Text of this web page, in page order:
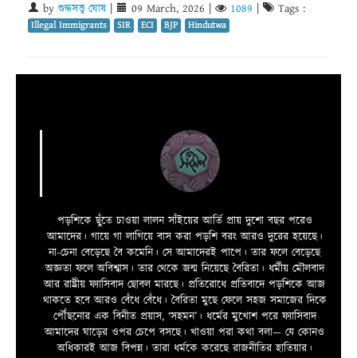
by শুদ্ধসত্ত্ব ঘোষ 09 March, 2026 1089 Tags :
Illegal Immigrants SIR ECI BJP Hindutwa
পড়শিকে ছুঁতে চাওয়া লালন সাঁইয়ের আর্তি প্রায় দুশো বছর পরেও
আমাদের। গায়ে গা লাগিয়ে বাস করা পড়শি বরং আরও দুরের হয়েছে।
না-চেনা বেড়েছে বৈ কমেনি। সে আমাদেরই পাপে। তার ফলে বেড়েছে
অজ্ঞতা ফলে অবিশ্বাস। তার থেকে জন্ম নিয়েছে বৈরিতা। ধর্মীয় মৌলবাদ
আর রাষ্ট্রীয় ফ্যাসিবাদ ছোবল মারছে। প্রতিরোধে প্রতিবাদে পড়শিকে আজ
থাকতে হবে আরও বেঁধে বেঁধে। বৈরিতা মুছে ফেলে সহজ সমাজের দিকে
পৌঁছনোর এক বিনীত প্রয়াস, ‘সহমন’। ধর্মের মুখোশ পরে ফ্যাসিবাদ
আমাদের ঘাড়ের ওপর চেপে বসছে। খাওয়া পরা কথা বলা—­­ যে কোনও
অধিকারই আজ বিপন্ন। তারা ধর্মকে করেছে রাজনীতির হাতিয়ার।